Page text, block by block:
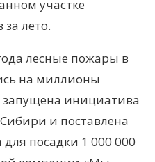
участке
лето.
лесные пожары в
на миллионы
запущена инициатива
и поставлена
посадки 1 000 000